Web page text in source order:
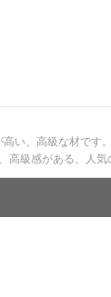
い、高級な材です。
級感がある、人気